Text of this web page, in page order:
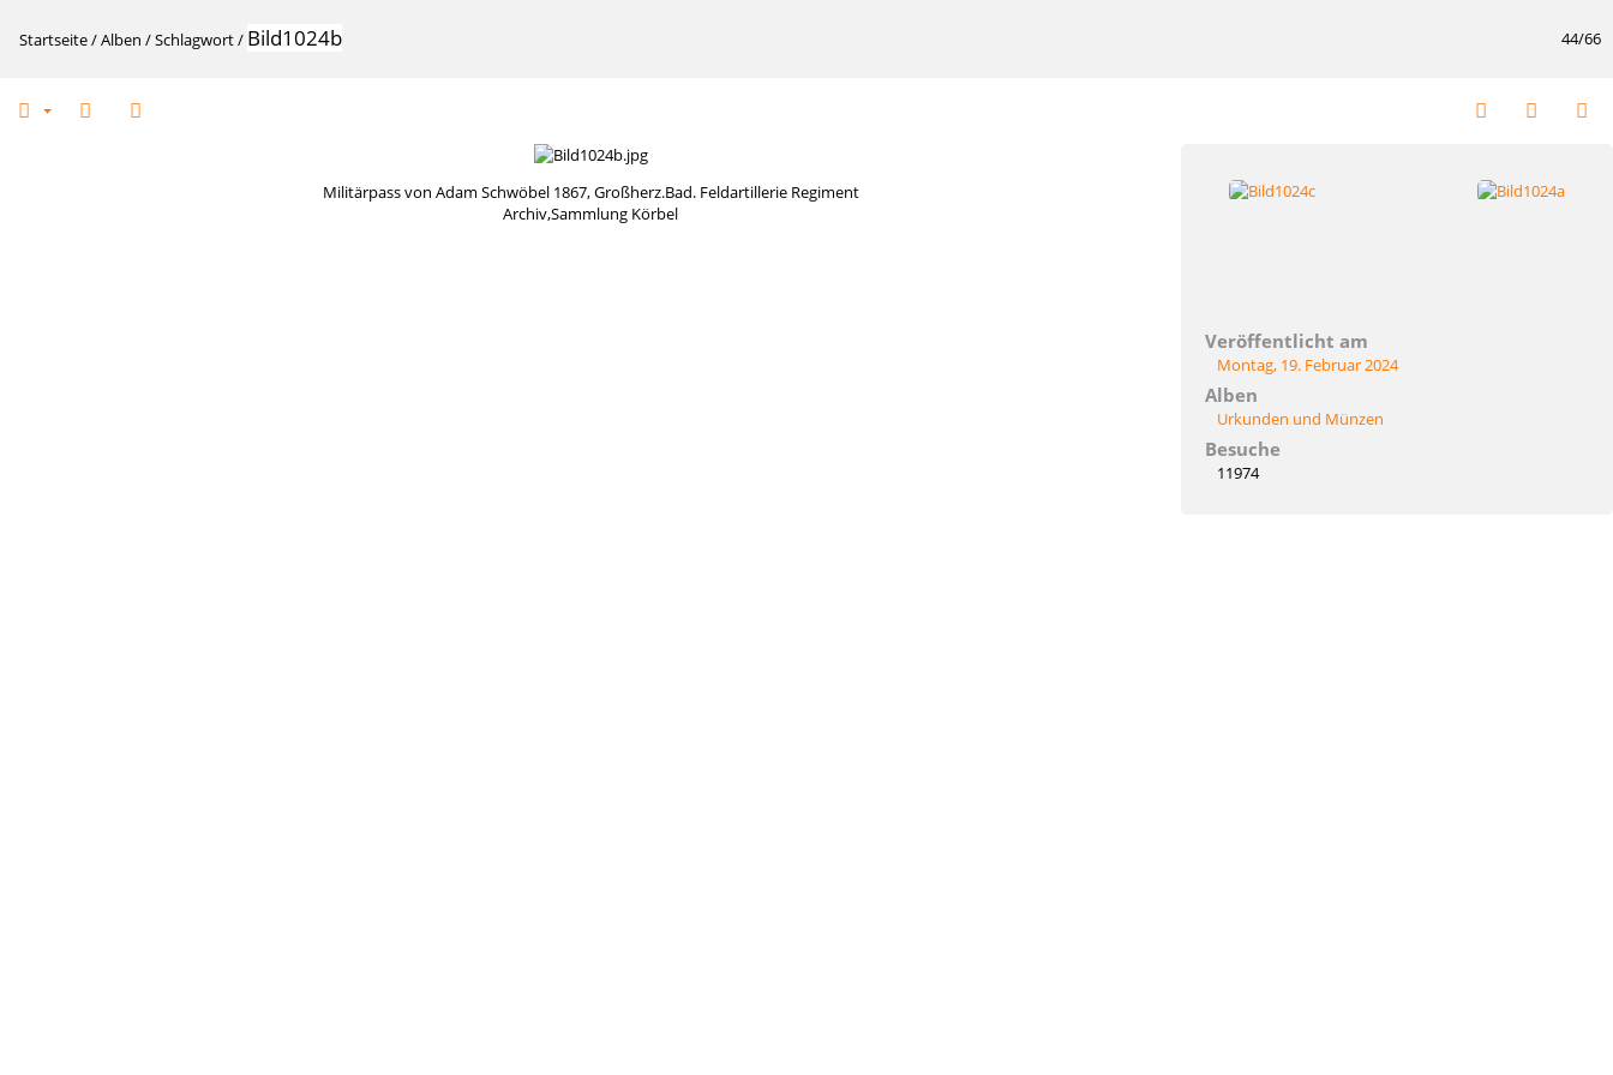
44/66
Startseite/Alben /Schlagwort/ Bild1024b
Militärpass von Adam Schwöbel 1867, Großherz.Bad. Feldartillerie Regiment
Archiv,Sammlung Körbel
Veröffentlicht am
Montag, 19. Februar 2024
Alben
Urkunden und Münzen
Besuche
11974